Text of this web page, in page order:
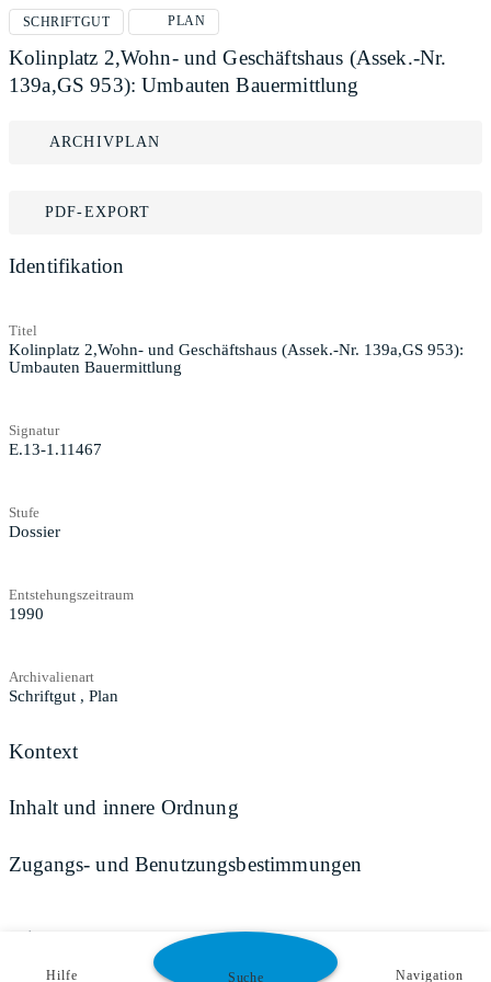
SCHRIFTGUT PLAN
Kolinplatz 2,Wohn- und Geschäftshaus (Assek.-Nr.
139a,GS 953): Umbauten Bauermittlung
ARCHIVPLAN
PDF-EXPORT
Identifikation
Titel
Kolinplatz 2,Wohn- und Geschäftshaus (Assek.-Nr. 139a,GS 953):
Umbauten Bauermittlung
Signatur
E.13-1.11467
Stufe
Dossier
Entstehungszeitraum
1990
Archivalienart
Schriftgut , Plan
Kontext
Inhalt und innere Ordnung
Zugangs- und Benutzungsbestimmungen
Teilen
Hilfe Suche Navigation